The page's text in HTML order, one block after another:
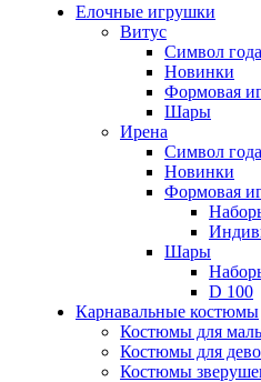
Елочные игрушки
Витус
Символ года
Новинки
Формовая
Шары
Ирена
Символ года
Новинки
Формовая
Шары
D 100
Карнавальные костюмы
Костюмы для
Костюмы для
Костюмы